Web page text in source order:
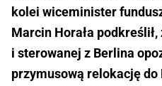
kolei wiceminister
Marcin Horała
i sterowanej z Berlina
przymusową relokację